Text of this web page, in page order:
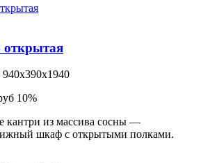
открытая
940x390x1940
10%
кантри из массива сосны —
шкаф с открытыми полками.